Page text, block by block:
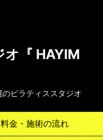
『 HAYIM
ピラティススタジオ
料金・施術の流れ